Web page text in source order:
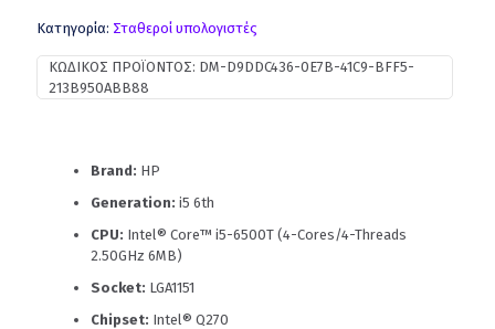
Κατηγορία: Σταθεροί υπολογιστές
ΚΩΔΙΚΌΣ ΠΡΟΪΌΝΤΟΣ: DM-D9DDC436-0E7B-41C9-BFF5-
213B950ABB88
Brand: HP
Generation: i5 6th
CPU: Intel® Core™ i5-6500T (4-Cores/4-Threads
2.50GHz 6MB)
Socket: LGA1151
Chipset: Intel® Q270